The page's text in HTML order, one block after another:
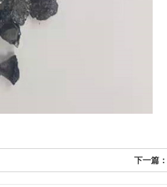
下一篇：